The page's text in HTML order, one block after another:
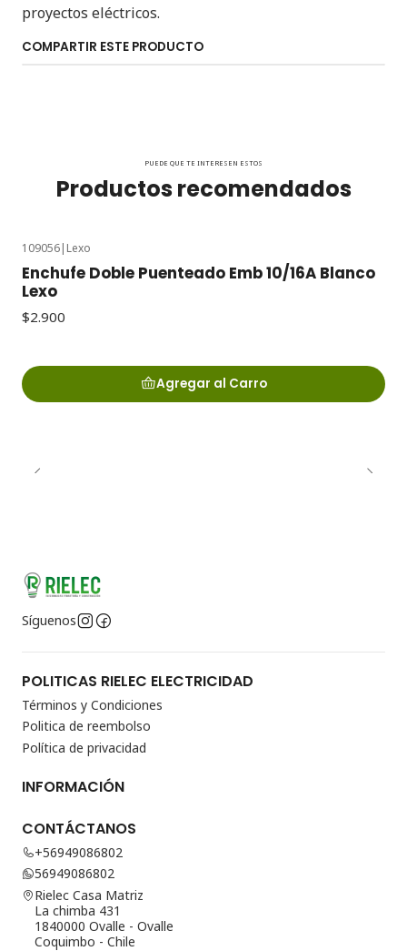
proyectos eléctricos.
COMPARTIR ESTE PRODUCTO
PUEDE QUE TE INTERESEN ESTOS
Productos recomendados
109056| Lexo
Enchufe Doble Puenteado Emb 10/16A Blanco
Lexo
$2.900
Agregar al Carro
Síguenos
POLITICAS RIELEC ELECTRICIDAD
Términos y Condiciones
Politica de reembolso
Política de privacidad
INFORMACIÓN
CONTÁCTANOS
+56949086802
56949086802
Rielec Casa Matriz
La chimba 431
1840000 Ovalle - Ovalle
Coquimbo - Chile